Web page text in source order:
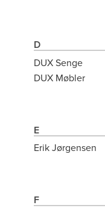
D
DUX Senge
DUX Møbler
E
Erik Jørgensen
F